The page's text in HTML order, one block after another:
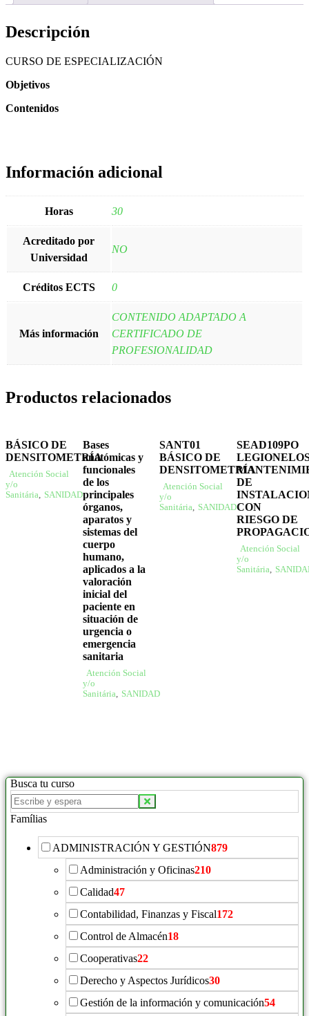
Descripción
CURSO DE ESPECIALIZACIÓN
Objetivos
Contenidos
Información adicional
Horas 30
Acreditado por
Universidad
NO
Créditos ECTS 0
Más información
CONTENIDO ADAPTADO A
CERTIFICADO DE
PROFESIONALIDAD
Productos relacionados
BÁSICO DE
DENSITOMETRÍA
Atención Social
y/o
Sanitária
SANIDAD
Bases
anatómicas y
funcionales
de los
principales
órganos,
aparatos y
sistemas del
cuerpo
humano,
aplicados a la
valoración
inicial del
paciente en
situación de
urgencia o
emergencia
sanitaria
Atención Social
y/o
Sanitária
SANIDAD
SANT01
BÁSICO DE
DENSITOMETRÍA
Atención Social
y/o
Sanitária
SANIDAD
SEAD109PO
DE
CON
RIESGO DE
Atención Social
y/o
Sanitária
Busca tu curso
Famílias
ADMINISTRACIÓN Y GESTIÓN879
Administración y Oficinas210
Calidad47
Contabilidad, Finanzas y Fiscal172
Control de Almacén18
Cooperativas22
Derecho y Aspectos Jurídicos30
Gestión de la información y comunicación54